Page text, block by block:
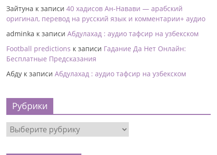
Зайтуна к записи40 хадисов Ан-Навави — арабский
оригинал, перевод на русский язык и комментарии+ аудио
adminka к записиАбдулахад : аудио тафсир на узбекском
Football predictions к записи Гадание Да Нет Онлайн:
Бесплатные Предсказания
Абду к записиАбдулахад : аудио тафсир на узбекском
Рубрики